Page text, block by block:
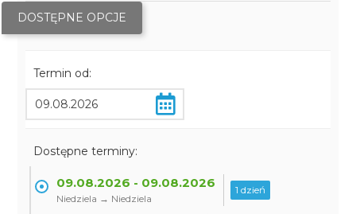
DOSTĘPNE OPCJE
Termin od:
Dostępne terminy:
09.08.2026 - 09.08.2026
Niedziela → Niedziela
1 dzień